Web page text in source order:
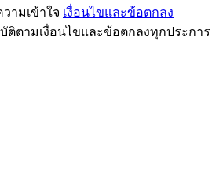
ามเข้าใจ เงื่อนไขและข้อตกลง
ติตามเงื่อนไขและข้อตกลงทุกประการ